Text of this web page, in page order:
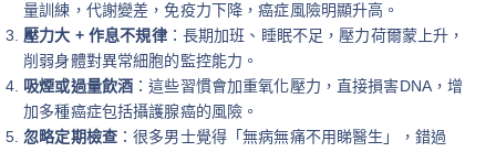
量訓練，代謝變差，免疫力下降，癌症風險明顯升高。
壓力大 + 作息不規律：長期加班、睡眠不足，壓力荷爾蒙上升，
削弱身體對異常細胞的監控能力。
吸煙或過量飲酒 ：這些習慣會加重氧化壓力，直接損害DNA，增
加多種癌症包括攝護腺癌的風險。
忽略定期檢查：很多男士覺得「無病無痛不用睇醫生」，錯過